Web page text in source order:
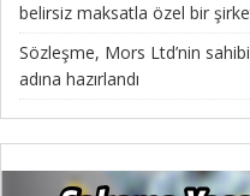
belirsiz maksatla özel bir
Sözleşme, Mors Ltd’nin
adına hazırlandı